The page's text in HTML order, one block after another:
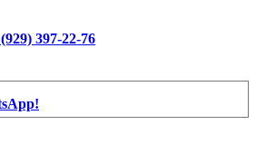
397-22-76